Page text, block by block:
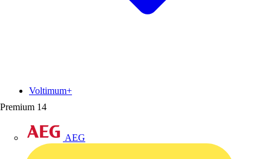
Premium 14
AEG
Voltimum+